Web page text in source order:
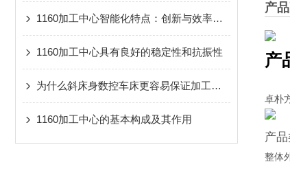
1160加工中心智能化特点：创新与效率并重
1160加工中心具有良好的稳定性和抗振性
为什么斜床身数控车床更容易保证加工表面的光洁度？
1160加工中心的基本构成及其作用
产
产
卓朴
产
整体